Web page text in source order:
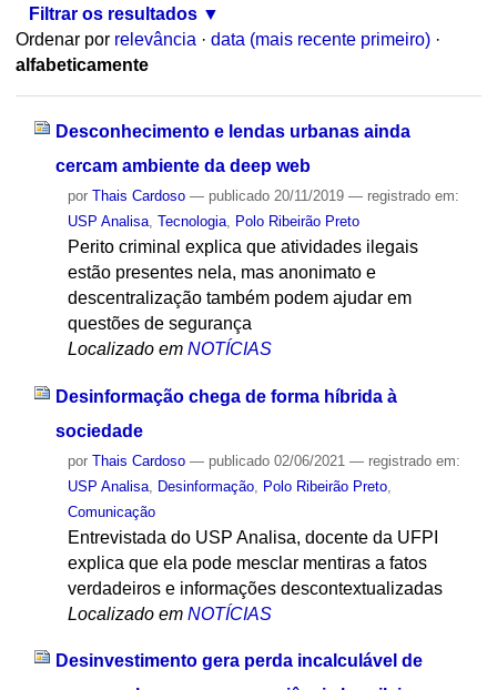
Filtrar os resultados
Ordenar por relevância · data (mais recente primeiro) ·
alfabeticamente
Desconhecimento e lendas urbanas ainda
cercam ambiente da deep web
por Thais Cardoso — publicado20/11/2019 — registrado em:
USP Analisa, Tecnologia, Polo Ribeirão Preto
Perito criminal explica que atividades ilegais
estão presentes nela, mas anonimato e
descentralização também podem ajudar em
questões de segurança
Localizado em NOTÍCIAS
Desinformação chega de forma híbrida à
sociedade
por Thais Cardoso — publicado02/06/2021 — registrado em:
USP Analisa, Desinformação, Polo Ribeirão Preto,
Comunicação
Entrevistada do USP Analisa, docente da UFPI
explica que ela pode mesclar mentiras a fatos
verdadeiros e informações descontextualizadas
Localizado em NOTÍCIAS
Desinvestimento gera perda incalculável de